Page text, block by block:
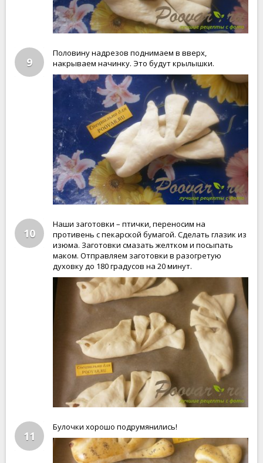
9
Половину надрезов поднимаем в вверх,
накрываем начинку. Это будут крылышки.
10
Наши заготовки – птички, переносим на
противень с пекарской бумагой. Сделать глазик из
изюма. Заготовки смазать желтком и посыпать
маком. Отправляем заготовки в разогретую
духовку до 180 градусов на 20 минут.
11
Булочки хорошо подрумянились!